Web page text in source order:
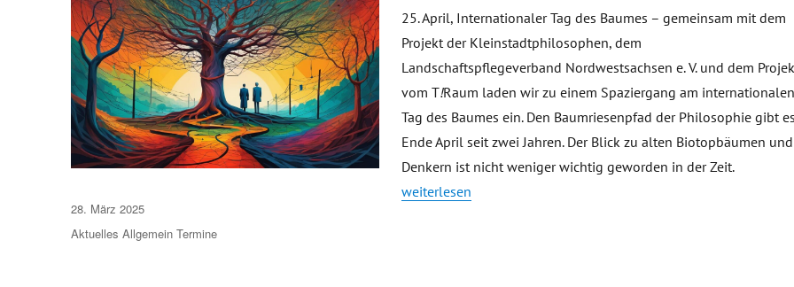
25. April, Internationaler Tag des Baumes – gemeinsam mit dem
Projekt der Kleinstadtphilosophen, dem
Landschaftspflegeverband Nordwestsachsen e. V. und dem
vom T!Raum laden wir zu einem Spaziergang am internationalen
Tag des Baumes ein. Den Baumriesenpfad der Philosophie gibt es
Ende April seit zwei Jahren. Der Blick zu alten Biotopbäumen und
Denkern ist nicht weniger wichtig geworden in der Zeit.
„Internationaler Tag des Baumes – Kleinstadtphilosophen laden
weiterlesen
Veröffentlicht
am
28. März 2025
Aktuelles Allgemein Termine